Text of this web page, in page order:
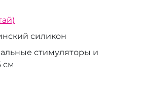
силикон
стимуляторы и
см